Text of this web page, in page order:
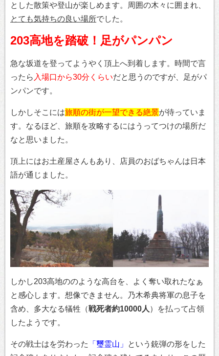
とした散策や登山が楽しめます。周囲の木々に囲まれ、
とても気持ちの良い場所でした。
203高地を踏破！足がパンパン
急な坂道を登ってようやく頂上へ到着します。時間で言
ったら 入場口から30分くらいだと思うのですが、足がパ
ンパンです。
しかしそこには旅順の街が一望できる絶景が待っていま
す。なるほど、旅順を攻略するにはうってつけの場所だ
なと思いました。
頂上にはお土産屋さんもあり、店員のおばちゃんは日本
語が通じました。
しかし203高地ののような高台を、よく奪い取れたなぁ
と感心します。想像できません。乃木希典将軍の息子を
含め、多大なる犠牲（戦死者約10000人 ）を払って占領
したようです。
その戦士はを労わった 「璽霊山」
という銃弾の形をした